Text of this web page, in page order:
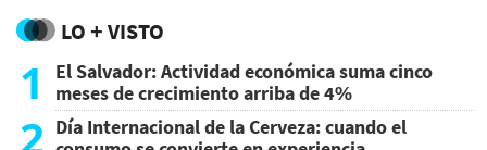
LO + VISTO
1
El Salvador: Actividad económica suma cinco
meses de crecimiento arriba de 4%
2 Día Internacional de la Cerveza: cuando el